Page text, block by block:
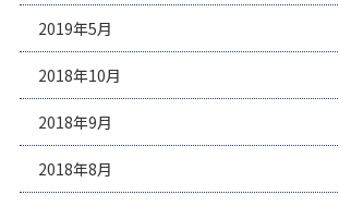
2019年5月
2018年10月
2018年9月
2018年8月